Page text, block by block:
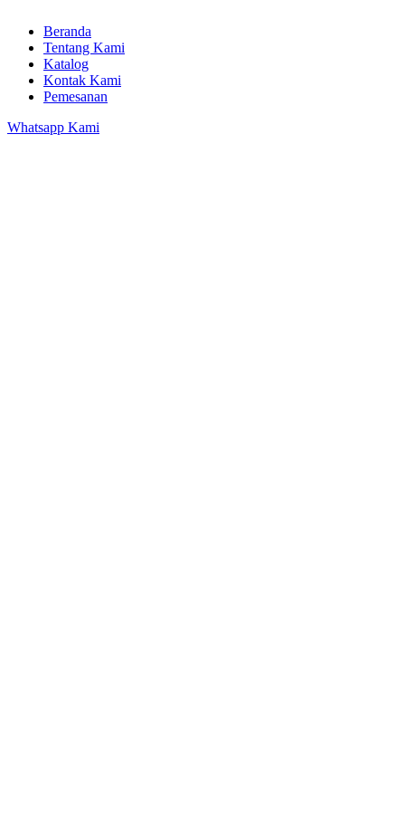
Beranda
Tentang Kami
Katalog
Kontak Kami
Pemesanan
Whatsapp Kami